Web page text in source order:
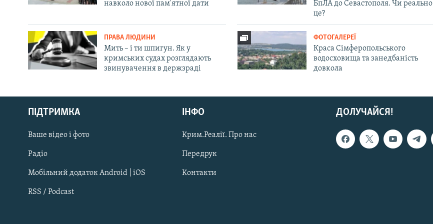
Русский
Qırımtatar
ДОЛУЧАЙСЯ!
навколо нової пам'ятної дати
БпЛА до Севастополя. Чи реально
це?
ПРАВА ЛЮДИНИ
Мить – і ти шпигун. Як у
кримських судах розглядають
звинувачення в держзраді
ФОТОГАЛЕРЕЇ
Краса Сімферопольського
водосховища та занедбаність
довкола
ДОЛУЧАЙСЯ!
ПІДТРИМКА
Ваше відео і фото
Радіо
Мобільний додаток Android | iOS
RSS / Podcast
ІНФО
Крим.Реалії. Про нас
Передрук
Контакти